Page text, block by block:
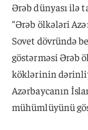
Ərəb dünyası ilə
“Ərəb ölkələri
Sovet dövründə
göstərməsi Ərəb
köklərinin
Azərbaycanın
mühümlüyünü